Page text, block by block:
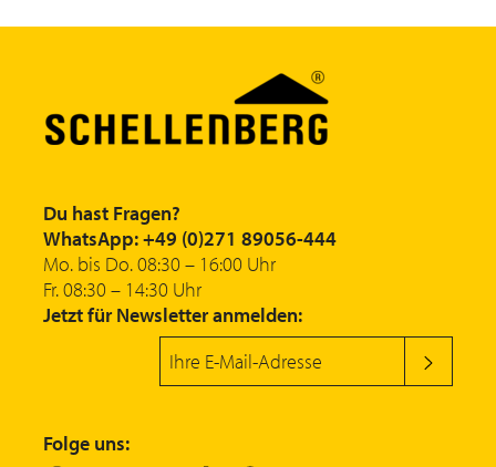
Du hast Fragen?
WhatsApp: +49 (0)271 89056-444
Mo. bis Do. 08:30 – 16:00 Uhr
Fr. 08:30 – 14:30 Uhr
Jetzt für Newsletter anmelden:
Folge uns: